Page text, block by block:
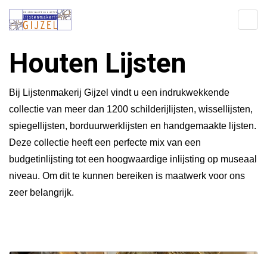
Onze producten
Houten Lijsten
Bij Lijstenmakerij Gijzel vindt u een indrukwekkende
collectie van meer dan 1200 schilderijlijsten, wissellijsten,
spiegellijsten, borduurwerklijsten en handgemaakte lijsten.
Deze collectie heeft een perfecte mix van een
budgetinlijsting tot een hoogwaardige inlijsting op museaal
niveau. Om dit te kunnen bereiken is maatwerk voor ons
zeer belangrijk.